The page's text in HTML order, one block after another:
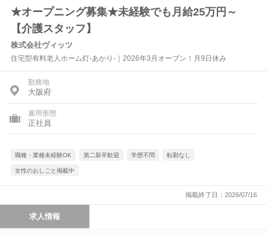
★オープニング募集★未経験でも月給25万円～
【介護スタッフ】
株式会社ヴィッツ
住宅型有料老人ホーム灯-あかり-｜2026年3月オープン！月9日休み
勤務地
大阪府
雇用形態
正社員
職種・業種未経験OK 第二新卒歓迎 学歴不問 転勤なし
女性のおしごと掲載中
掲載終了日：2026/07/16
求人情報